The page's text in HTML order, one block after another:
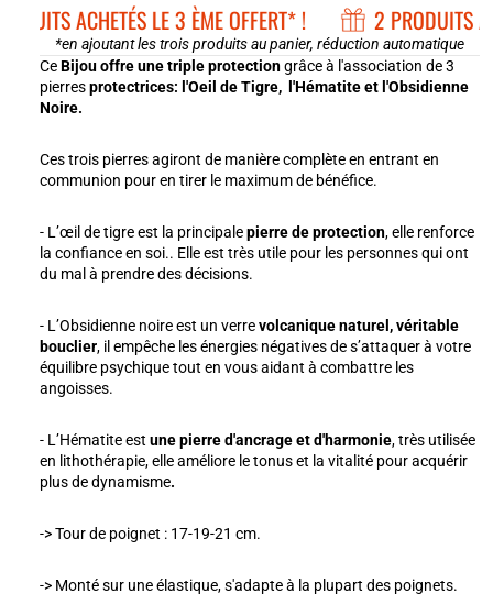
ACHETÉS LE 3 ÈME OFFERT* ! 2 PRODUITS
*en ajoutant les trois produits au panier, réduction automatique
CeBijou offre une triple protectiongrâce à l'association de 3
pierresprotectrices: l'Oeil de Tigre, l'Hématite et l'Obsidienne
Noire.
Ces trois pierres agiront de manière complète en entrant en
communion pour en tirer le maximum de bénéfice.
- L’œil de tigre est la principalepierre de protection, elle renforce
la confiance en soi.. Elle est très utile pour les personnes qui ont
du mal à prendre des décisions.
- L’Obsidienne noire est un verrevolcanique naturel,véritable
bouclier, il empêche les énergies négatives de s’attaquer à votre
équilibre psychique tout en vous aidant à combattre les
angoisses.
- L’Hématite est une pierre d'ancrage et d'harmonie, très utilisée
en lithothérapie, elle améliore le tonus et la vitalité pour acquérir
plus de dynamisme.
-> Tour de poignet : 17-19-21 cm.
-> Monté sur une élastique, s'adapte à la plupart des poignets.